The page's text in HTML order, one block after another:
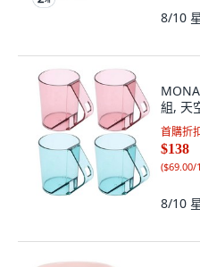
8/10
組, 天
首購折
$138
($69.00/
8/10